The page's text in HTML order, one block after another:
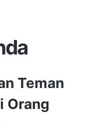
Teman
Orang